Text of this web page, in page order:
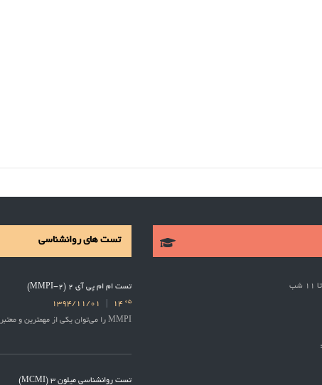
تست های روانشناسی
تست ام ام پی آی 2 (MMPI-2)
05
14
1394/11/01
MMPI را می‌توان یکی از مهمترین و معتبرترین آزمونها در زمینه شخصیت دانست
تست روانشناسی میلون 3 (MCMI)